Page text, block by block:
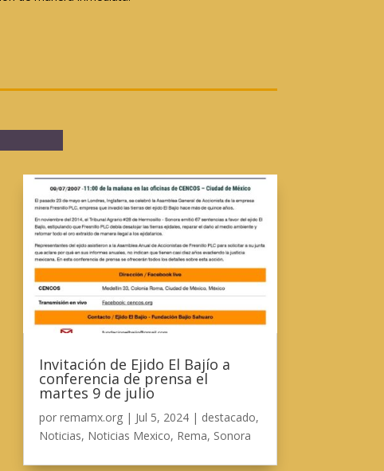
Invitación de Ejido El Bajío a
conferencia de prensa el
martes 9 de julio
por remamx.org| Jul 5, 2024| destacado,
Noticias, Noticias Mexico, Rema, Sonora